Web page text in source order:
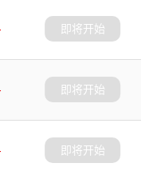
即将开始
即将开始
即将开始